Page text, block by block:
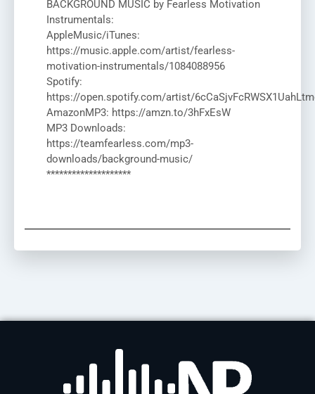
BACKGROUND MUSIC by Fearless Motivation
Instrumentals:
AppleMusic/iTunes:
https://music.apple.com/artist/fearless-
motivation-instrumentals/1084088956
Spotify:
https://open.spotify.com/artist/
AmazonMP3: https://amzn.to/3hFxEsW
MP3 Downloads:
https://teamfearless.com/mp3-
downloads/background-music/
********************